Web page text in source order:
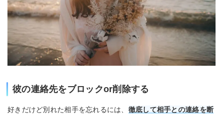
彼の連絡先をブロックor削除する
好きだけど別れた相手を忘れるには、 徹底して相手との連絡を断